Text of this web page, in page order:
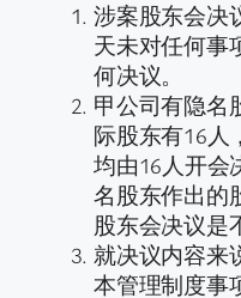
涉案股东会决
天未对任何事
何决议。
甲公司有隐名
际股东有16人
均由16人开会
名股东作出的
股东会决议是
就决议内容来
本管理制度事